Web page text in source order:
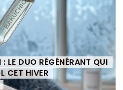
LE DUO RÉGÉNÉRANT QUI
CET HIVER